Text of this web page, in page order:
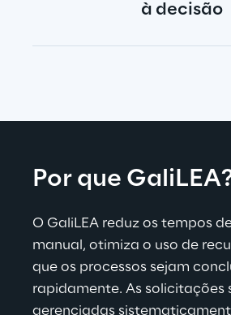
à decisão
Por que
O GaliLEA reduz os tempos
manual, otimiza o uso de
que os processos sejam
rapidamente. As solicitações
gerenciadas